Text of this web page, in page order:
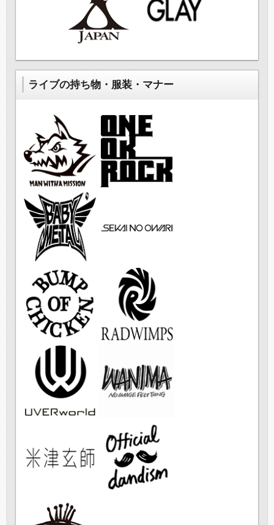
ライブの持ち物・服装・マナー